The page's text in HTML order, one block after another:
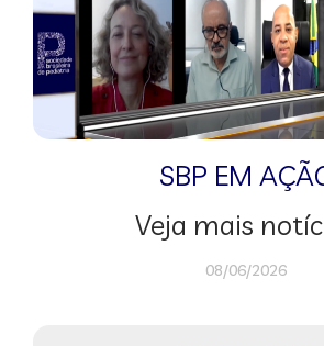
SBP EM
Veja mais
08/06/2026